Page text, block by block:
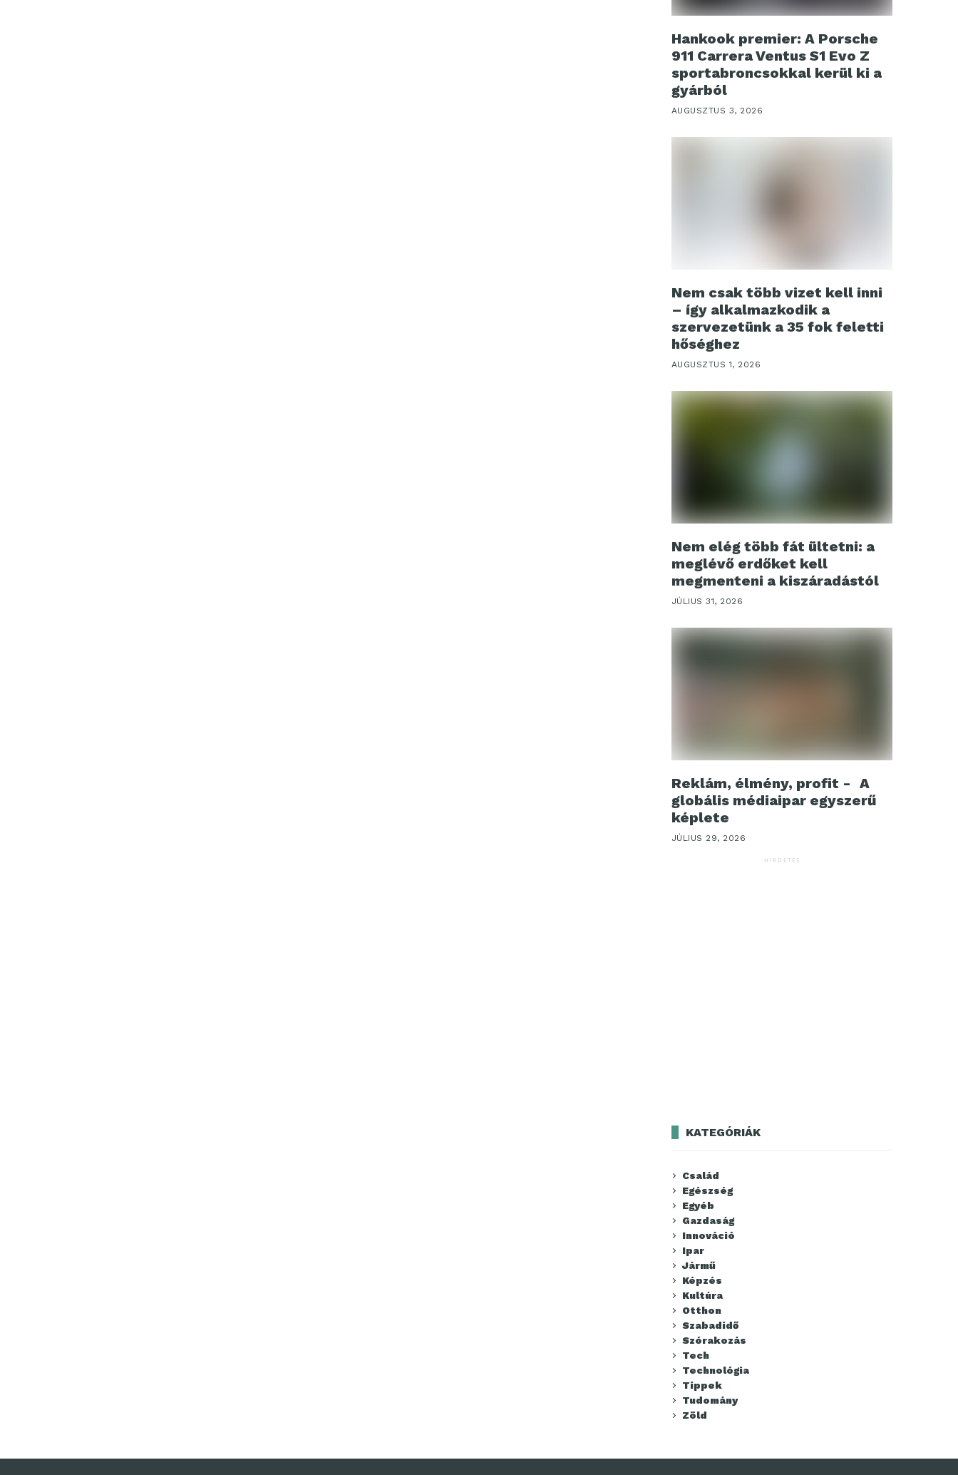
Hankook premier: A Porsche
911 Carrera Ventus S1 Evo Z
sportabroncsokkal kerül ki a
gyárból
AUGUSZTUS 3, 2026
Nem csak több vizet kell inni
– így alkalmazkodik a
szervezetünk a 35 fok feletti
hőséghez
AUGUSZTUS 1, 2026
Nem elég több fát ültetni: a
meglévő erdőket kell
megmenteni a kiszáradástól
JÚLIUS 31, 2026
Reklám, élmény, profit - A
globális médiaipar egyszerű
képlete
JÚLIUS 29, 2026
HIRDETÉS
KATEGÓRIÁK
Család
Egészség
Egyéb
Gazdaság
Innováció
Ipar
Jármű
Képzés
Kultúra
Otthon
Szabadidő
Szórakozás
Tech
Technológia
Tippek
Tudomány
Zöld